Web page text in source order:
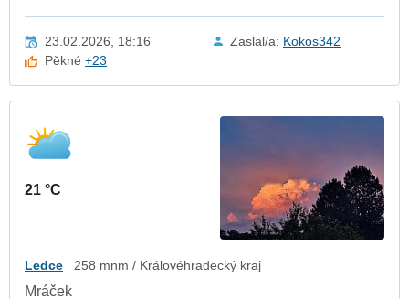
23.02.2026, 18:16 Zaslal/a: Kokos342
Pěkné+23
21 °C
Ledce 258 mnm / Královéhradecký kraj
Mráček